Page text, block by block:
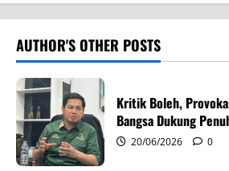
a
v
i
g
a
AUTHOR'S OTHER POSTS
Kritik Boleh,
Bangsa Dukung
20/06/2026 0